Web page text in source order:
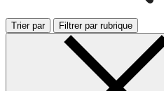
Trier par Filtrer par rubrique